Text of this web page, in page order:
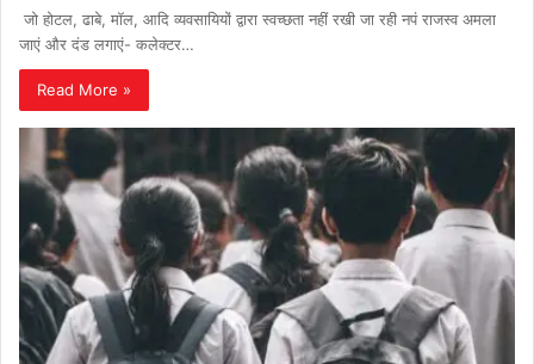
जो होटल, ढाबे, मॉल, आदि व्यवसायियों द्वारा स्वच्छता नहीं रखी जा रही नपं राजस्व अमला
जाएं और दंड लगाएं- कलेक्टर…
Read More »